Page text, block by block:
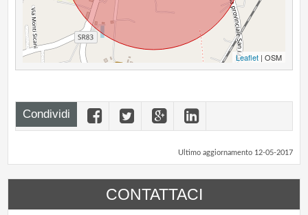
Leaflet| OSM
Condividi
Ultimo aggiornamento 12-05-2017
CONTATTACI